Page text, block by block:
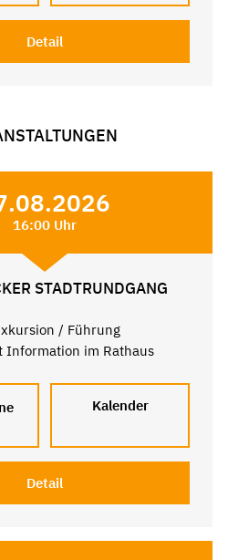
Detail
16:00 Uhr
STADTRUNDGANG
/ Führung
Information im Rathaus
Kalender
Detail